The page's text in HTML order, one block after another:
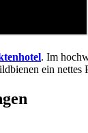
. Im
ein nettes